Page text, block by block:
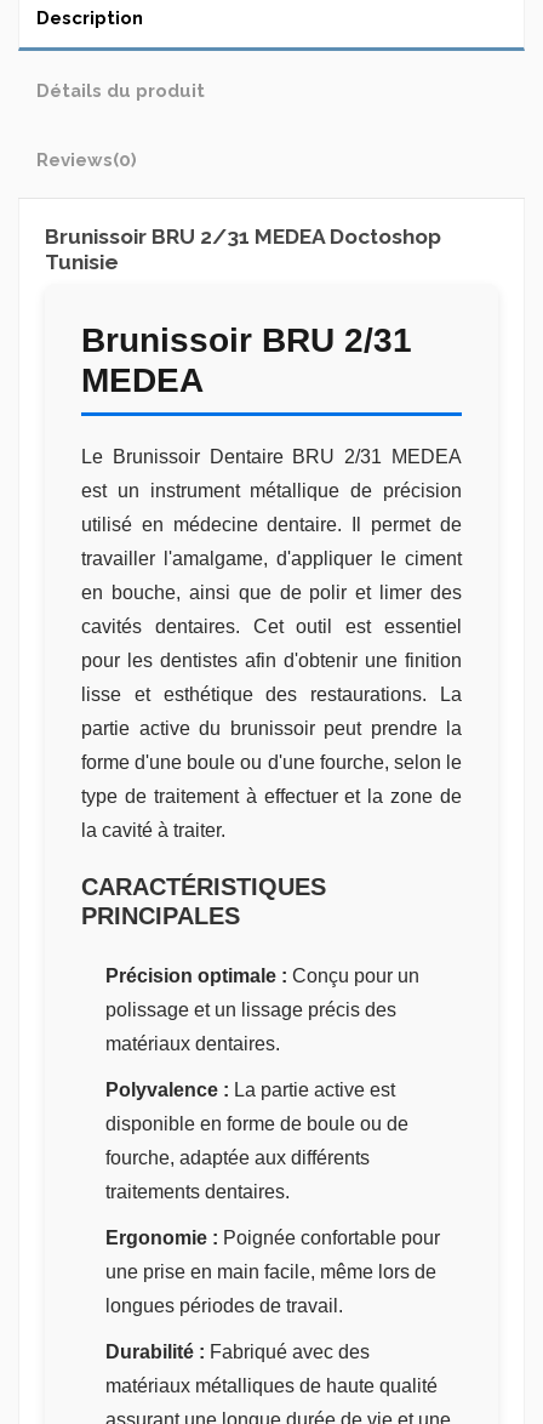
Description
Détails du produit
Reviews(0)
Brunissoir BRU 2/31 MEDEA Doctoshop
Tunisie
Brunissoir BRU 2/31
MEDEA
Le Brunissoir Dentaire BRU 2/31 MEDEA
est un instrument métallique de précision
utilisé en médecine dentaire. Il permet de
travailler l'amalgame, d'appliquer le ciment
en bouche, ainsi que de polir et limer des
cavités dentaires. Cet outil est essentiel
pour les dentistes afin d'obtenir une finition
lisse et esthétique des restaurations. La
partie active du brunissoir peut prendre la
forme d'une boule ou d'une fourche, selon le
type de traitement à effectuer et la zone de
la cavité à traiter.
CARACTÉRISTIQUES
PRINCIPALES
Précision optimale : Conçu pour un
polissage et un lissage précis des
matériaux dentaires.
Polyvalence : La partie active est
disponible en forme de boule ou de
fourche, adaptée aux différents
traitements dentaires.
Ergonomie : Poignée confortable pour
une prise en main facile, même lors de
longues périodes de travail.
Durabilité : Fabriqué avec des
matériaux métalliques de haute qualité
assurant une longue durée de vie et une